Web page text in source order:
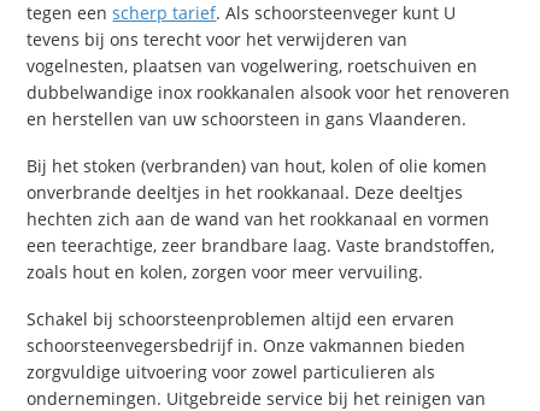
tegen eenscherp tarief. Als schoorsteenveger kunt U
tevens bij ons terecht voor het verwijderen van
vogelnesten, plaatsen van vogelwering, roetschuiven en
dubbelwandige inox rookkanalen alsook voor het renoveren
en herstellen van uw schoorsteen in gans Vlaanderen.
Bij het stoken (verbranden) van hout, kolen of olie komen
onverbrande deeltjes in het rookkanaal. Deze deeltjes
hechten zich aan de wand van het rookkanaal en vormen
een teerachtige, zeer brandbare laag. Vaste brandstoffen,
zoals hout en kolen, zorgen voor meer vervuiling.
Schakel bij schoorsteenproblemen altijd een ervaren
schoorsteenvegersbedrijf in. Onze vakmannen bieden
zorgvuldige uitvoering voor zowel particulieren als
ondernemingen. Uitgebreide service bij het reinigen van